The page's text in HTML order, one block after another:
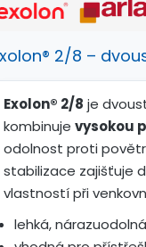
2/8 –
Exolon® 2/8 je
kombinuje vysokou
odolnost proti
stabilizace zajišťuje
vlastností při
lehká,